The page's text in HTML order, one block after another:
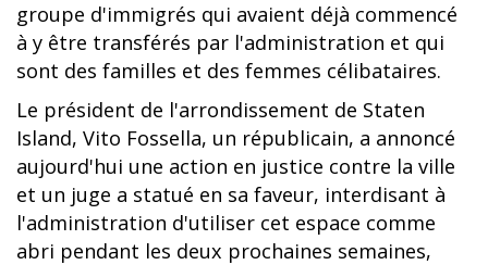
groupe d'immigrés qui avaient déjà commencé
à y être transférés par l'administration et qui
sont des familles et des femmes célibataires.
Le président de l'arrondissement de Staten
Island, Vito Fossella, un républicain, a annoncé
aujourd'hui une action en justice contre la ville
et un juge a statué en sa faveur, interdisant à
l'administration d'utiliser cet espace comme
abri pendant les deux prochaines semaines,